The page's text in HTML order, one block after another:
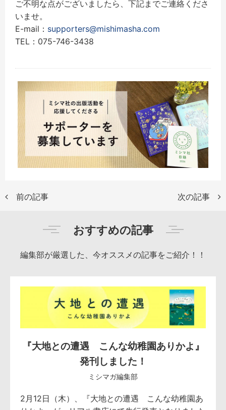
ご不明な点がございましたら、下記までご連絡くださ
いませ。
E-mail： supporters@mishimasha.com
TEL：075-746-3438
前の記事 次の記事
おすすめの記事
編集部が厳選した、今オススメの記事をご紹介！！
『大地との遭遇 こんな幼稚園ありかよ』
発刊しました！
ミシマガ編集部
2月12日（木）、『大地との遭遇 こんな幼稚園あ